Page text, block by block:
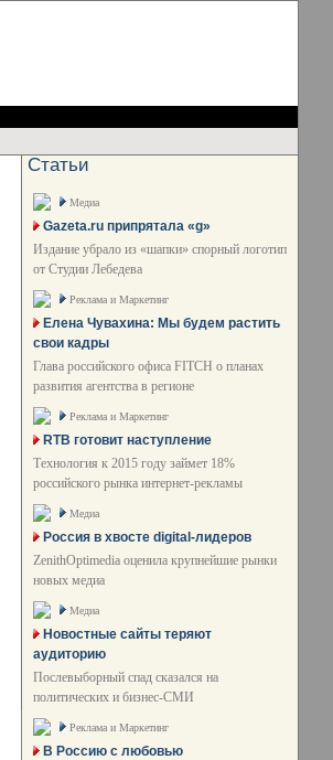
Статьи
Медиа
Gazeta.ru припрятала «g»
Издание убрало из «шапки» спорный логотип
от Студии Лебедева
Реклама и Маркетинг
Елена Чувахина: Мы будем растить
свои кадры
Глава российского офиса FITCH о планах
развития агентства в регионе
Реклама и Маркетинг
RTB готовит наступление
Технология к 2015 году займет 18%
российского рынка интернет-рекламы
Медиа
Россия в хвосте digital-лидеров
ZenithOptimedia оценила крупнейшие рынки
новых медиа
Медиа
Новостные сайты теряют
аудиторию
Послевыборный спад сказался на
политических и бизнес-СМИ
Реклама и Маркетинг
В Россию с любовью